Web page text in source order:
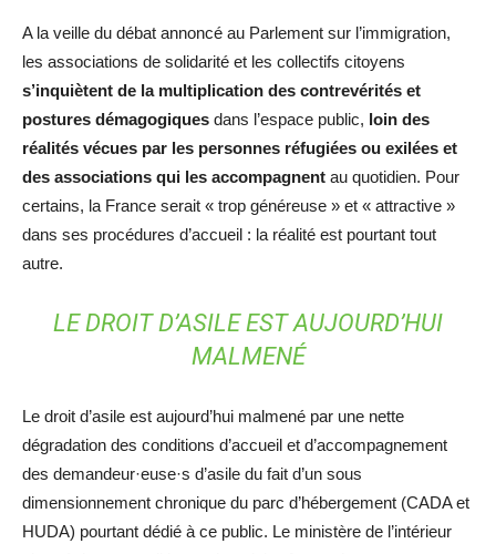
A la veille du débat annoncé au Parlement sur l’immigration,
les associations de solidarité et les collectifs citoyens
s’inquiètent de la multiplication des contrevérités et
postures démagogiques dans l’espace public, loin des
réalités vécues par les personnes réfugiées ou exilées et
des associations qui les accompagnent au quotidien. Pour
certains, la France serait « trop généreuse » et « attractive »
dans ses procédures d’accueil : la réalité est pourtant tout
autre.
LE DROIT D’ASILE EST AUJOURD’HUI
MALMENÉ
Le droit d’asile est aujourd’hui malmené par une nette
dégradation des conditions d’accueil et d’accompagnement
des demandeur·euse·s d’asile du fait d’un sous
dimensionnement chronique du parc d’hébergement (CADA et
HUDA) pourtant dédié à ce public. Le ministère de l’intérieur